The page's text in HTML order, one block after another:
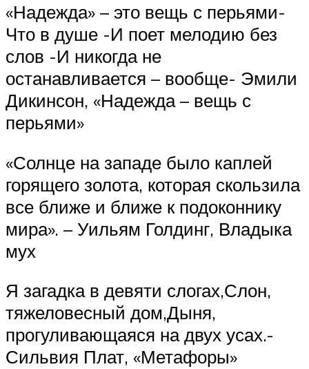
«Надежда» – это вещь с перьями-
Что в душе -И поет мелодию без
слов -И никогда не
останавливается – вообще- Эмили
Дикинсон, «Надежда – вещь с
перьями»
«Солнце на западе было каплей
горящего золота, которая скользила
все ближе и ближе к подоконнику
мира». – Уильям Голдинг, Владыка
мух
Я загадка в девяти слогах,Слон,
тяжеловесный дом,Дыня,
прогуливающаяся на двух усах.-
Сильвия Плат, «Метафоры»